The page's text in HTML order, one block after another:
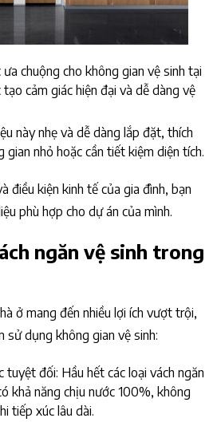
chuộng cho không gian vệ sinh tại
cảm giác hiện đại và dễ dàng vệ
này nhẹ và dễ dàng lắp đặt, thích
gian nhỏ hoặc cần tiết kiệm diện tích.
điều kiện kinh tế của gia đình, bạn
phù hợp cho dự án của mình.
ngăn vệ sinh trong
ở mang đến nhiều lợi ích vượt trội,
sử dụng không gian vệ sinh:
tuyệt đối: Hầu hết các loại vách ngăn
khả năng chịu nước 100%, không
tiếp xúc lâu dài.